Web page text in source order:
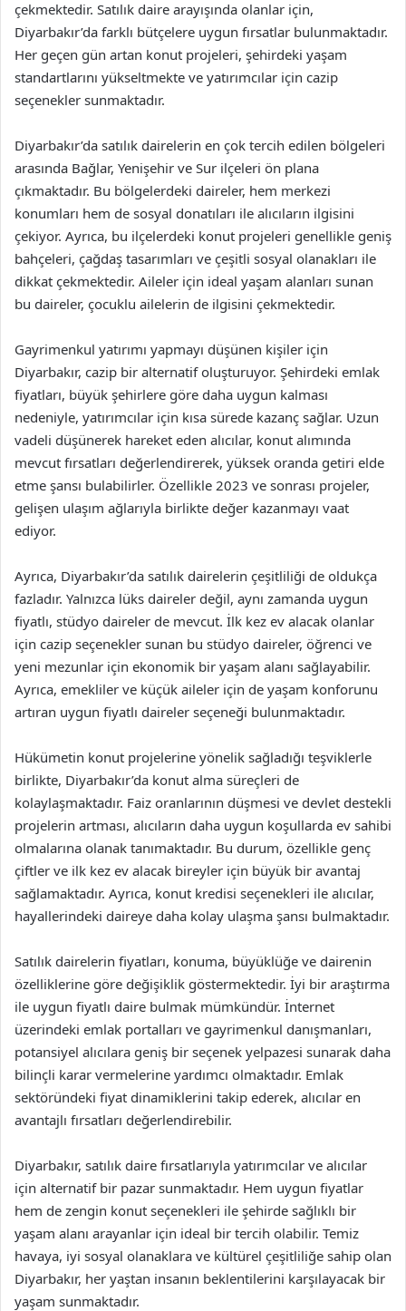
çekmektedir. Satılık daire arayışında olanlar için,
Diyarbakır’da farklı bütçelere uygun fırsatlar bulunmaktadır.
Her geçen gün artan konut projeleri, şehirdeki yaşam
standartlarını yükseltmekte ve yatırımcılar için cazip
seçenekler sunmaktadır.
Diyarbakır’da satılık dairelerin en çok tercih edilen bölgeleri
arasında Bağlar, Yenişehir ve Sur ilçeleri ön plana
çıkmaktadır. Bu bölgelerdeki daireler, hem merkezi
konumları hem de sosyal donatıları ile alıcıların ilgisini
çekiyor. Ayrıca, bu ilçelerdeki konut projeleri genellikle geniş
bahçeleri, çağdaş tasarımları ve çeşitli sosyal olanakları ile
dikkat çekmektedir. Aileler için ideal yaşam alanları sunan
bu daireler, çocuklu ailelerin de ilgisini çekmektedir.
Gayrimenkul yatırımı yapmayı düşünen kişiler için
Diyarbakır, cazip bir alternatif oluşturuyor. Şehirdeki emlak
fiyatları, büyük şehirlere göre daha uygun kalması
nedeniyle, yatırımcılar için kısa sürede kazanç sağlar. Uzun
vadeli düşünerek hareket eden alıcılar, konut alımında
mevcut fırsatları değerlendirerek, yüksek oranda getiri elde
etme şansı bulabilirler. Özellikle 2023 ve sonrası projeler,
gelişen ulaşım ağlarıyla birlikte değer kazanmayı vaat
ediyor.
Ayrıca, Diyarbakır’da satılık dairelerin çeşitliliği de oldukça
fazladır. Yalnızca lüks daireler değil, aynı zamanda uygun
fiyatlı, stüdyo daireler de mevcut. İlk kez ev alacak olanlar
için cazip seçenekler sunan bu stüdyo daireler, öğrenci ve
yeni mezunlar için ekonomik bir yaşam alanı sağlayabilir.
Ayrıca, emekliler ve küçük aileler için de yaşam konforunu
artıran uygun fiyatlı daireler seçeneği bulunmaktadır.
Hükümetin konut projelerine yönelik sağladığı teşviklerle
birlikte, Diyarbakır’da konut alma süreçleri de
kolaylaşmaktadır. Faiz oranlarının düşmesi ve devlet destekli
projelerin artması, alıcıların daha uygun koşullarda ev sahibi
olmalarına olanak tanımaktadır. Bu durum, özellikle genç
çiftler ve ilk kez ev alacak bireyler için büyük bir avantaj
sağlamaktadır. Ayrıca, konut kredisi seçenekleri ile alıcılar,
hayallerindeki daireye daha kolay ulaşma şansı bulmaktadır.
Satılık dairelerin fiyatları, konuma, büyüklüğe ve dairenin
özelliklerine göre değişiklik göstermektedir. İyi bir araştırma
ile uygun fiyatlı daire bulmak mümkündür. İnternet
üzerindeki emlak portalları ve gayrimenkul danışmanları,
potansiyel alıcılara geniş bir seçenek yelpazesi sunarak daha
bilinçli karar vermelerine yardımcı olmaktadır. Emlak
sektöründeki fiyat dinamiklerini takip ederek, alıcılar en
avantajlı fırsatları değerlendirebilir.
Diyarbakır, satılık daire fırsatlarıyla yatırımcılar ve alıcılar
için alternatif bir pazar sunmaktadır. Hem uygun fiyatlar
hem de zengin konut seçenekleri ile şehirde sağlıklı bir
yaşam alanı arayanlar için ideal bir tercih olabilir. Temiz
havaya, iyi sosyal olanaklara ve kültürel çeşitliliğe sahip olan
Diyarbakır, her yaştan insanın beklentilerini karşılayacak bir
yaşam sunmaktadır.